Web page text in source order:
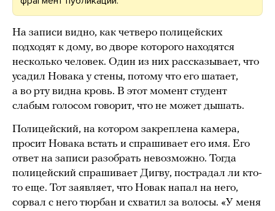
На записи видно, как четверо полицейских
подходят к дому, во дворе которого находятся
несколько человек. Один из них рассказывает, что
усадил Новака у стены, потому что его шатает,
а во рту видна кровь. В этот момент студент
слабым голосом говорит, что не может дышать.
Полицейский, на котором закреплена камера,
просит Новака встать и спрашивает его имя. Его
ответ на записи разобрать невозможно. Тогда
полицейский спрашивает Дигву, пострадал ли кто-
то еще. Тот заявляет, что Новак напал на него,
сорвал с него тюрбан и схватил за волосы. «У меня